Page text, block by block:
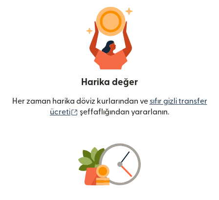
Harika değer
Her zaman harika döviz kurlarından ve sıfır gizli transfer
ücreti
(yeni pencerede açılır)
şeffaflığından yararlanın.